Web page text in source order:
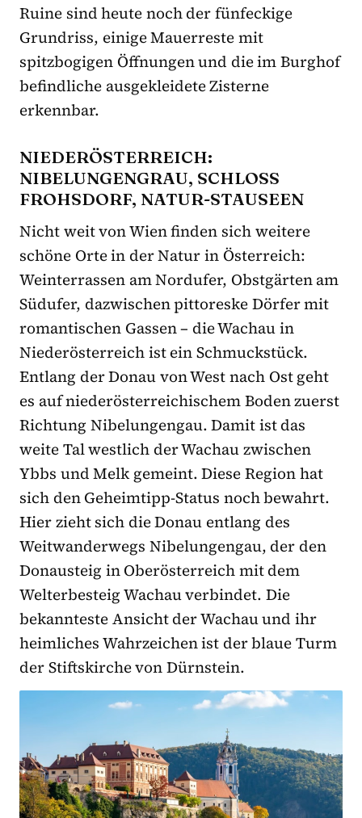
Ruine sind heute noch der fünfeckige
Grundriss, einige Mauerreste mit
spitzbogigen Öffnungen und die im Burghof
befindliche ausgekleidete Zisterne
erkennbar.
NIEDERÖSTERREICH:
NIBELUNGENGRAU, SCHLOSS
FROHSDORF, NATUR-STAUSEEN
Nicht weit von Wien finden sich weitere
schöne Orte in der Natur in Österreich:
Weinterrassen am Nordufer, Obstgärten am
Südufer, dazwischen pittoreske Dörfer mit
romantischen Gassen – die Wachau in
Niederösterreich ist ein Schmuckstück.
Entlang der Donau von West nach Ost geht
es auf niederösterreichischem Boden zuerst
Richtung Nibelungengau. Damit ist das
weite Tal westlich der Wachau zwischen
Ybbs und Melk gemeint. Diese Region hat
sich den Geheimtipp-Status noch bewahrt.
Hier zieht sich die Donau entlang des
Weitwanderwegs Nibelungengau, der den
Donausteig in Oberösterreich mit dem
Welterbesteig Wachau verbindet. Die
bekannteste Ansicht der Wachau und ihr
heimliches Wahrzeichen ist der blaue Turm
der Stiftskirche von Dürnstein.